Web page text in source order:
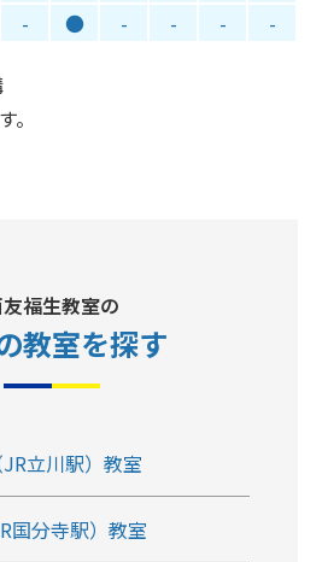
- ● - - - -
福生教室の
教室を探す
立川駅）教室
国分寺駅）教室